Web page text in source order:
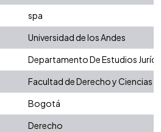
spa
Universidad de los Andes
Departamento De Estudios
Facultad de Derecho y Ciencias
Bogotá
Derecho